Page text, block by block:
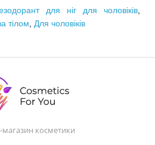
для ніг для чоловіків
тілом Для чоловіків
магазин косметики